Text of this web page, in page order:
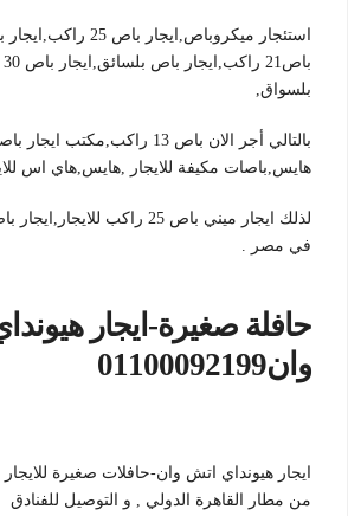
بلسواق,
بالتالي أجر الان باص 13 راكب,مكتب
هايس,باصات مكيفة للايجار ,هايس,هاي اس
في مصر .
حافلة صغيرة-ايجار
وان01100092199
ايجار هيونداي اتش وان-حافلات صغيرة للايجار
من مطار القاهرة الدولي , و التوصيل للفنادق